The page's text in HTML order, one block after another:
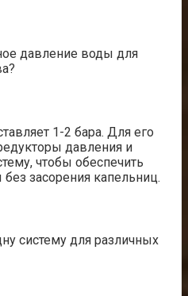
давление воды для
1-2 бара. Для его
давления и
чтобы обеспечить
засорения капельниц.
систему для различных